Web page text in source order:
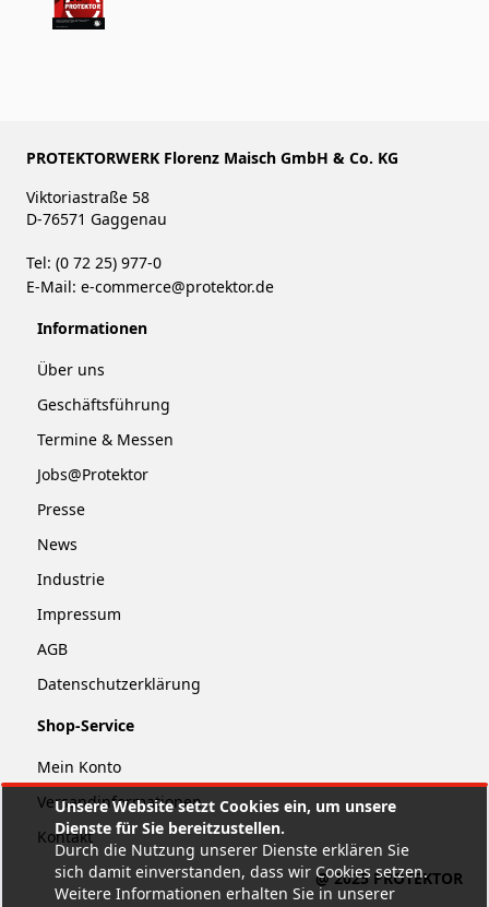
Unsere Website setzt Cookies ein, um unsere
Dienste für Sie bereitzustellen.
Durch die Nutzung unserer Dienste erklären Sie
sich damit einverstanden, dass wir Cookies setzen.
Weitere Informationen erhalten Sie in unserer
PROTEKTORWERK Florenz Maisch GmbH & Co. KG
Viktoriastraße 58
D-76571 Gaggenau
Tel: (0 72 25) 977-0
E-Mail: e-commerce@protektor.de
Informationen
Über uns
Geschäftsführung
Termine & Messen
Jobs@Protektor
Presse
News
Industrie
Impressum
AGB
Datenschutzerklärung
Shop-Service
Mein Konto
Versandinformationen
Kontakt
@ 2025 PROTEKTOR